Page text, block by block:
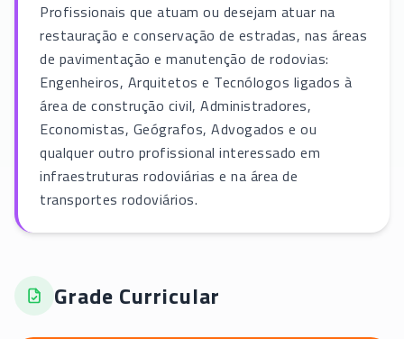
Profissionais que atuam ou desejam atuar na
restauração e conservação de estradas, nas áreas
de pavimentação e manutenção de rodovias:
Engenheiros, Arquitetos e Tecnólogos ligados à
área de construção civil, Administradores,
Economistas, Geógrafos, Advogados e ou
qualquer outro profissional interessado em
infraestruturas rodoviárias e na área de
transportes rodoviários.
Grade Curricular